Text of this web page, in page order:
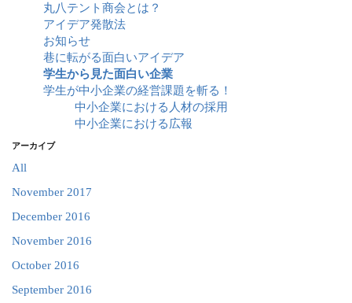
丸八テント商会とは？
アイデア発散法
お知らせ
巷に転がる面白いアイデア
学生から見た面白い企業
学生が中小企業の経営課題を斬る！
中小企業における人材の採用
中小企業における広報
アーカイブ
All
November 2017
December 2016
November 2016
October 2016
September 2016